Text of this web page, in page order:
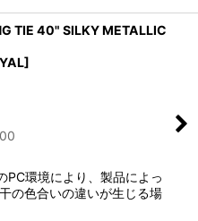
TIE 40" SILKY METALLIC
]
PC環境により、製品によっ
の色合いの違いが生じる場